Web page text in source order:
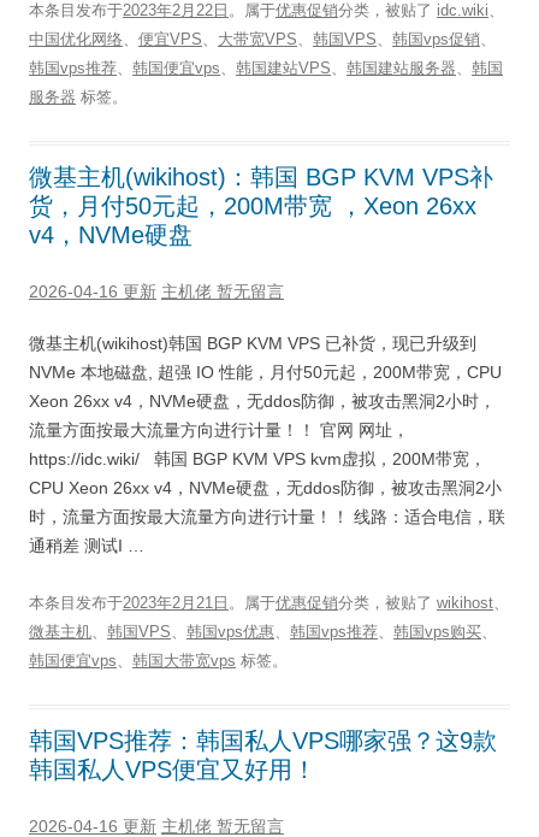
本条目发布于2023年2月22日 。属于优惠促销分类，被贴了 idc.wiki、
中国优化网络、 便宜VPS、 大带宽VPS、 韩国VPS、 韩国vps促销、
韩国vps推荐、 韩国便宜vps、 韩国建站VPS、 韩国建站服务器、 韩国
服务器 标签。
微基主机(wikihost)：韩国 BGP KVM VPS补
货，月付50元起，200M带宽 ，Xeon 26xx
v4，NVMe硬盘
2026-04-16 更新 主机佬 暂无留言
微基主机(wikihost)韩国 BGP KVM VPS 已补货，现已升级到
NVMe 本地磁盘, 超强 IO 性能，月付50元起，200M带宽，CPU
Xeon 26xx v4，NVMe硬盘，无ddos防御，被攻击黑洞2小时，
流量方面按最大流量方向进行计量！！ 官网 网址，
https://idc.wiki/ 韩国 BGP KVM VPS kvm虚拟，200M带宽，
CPU Xeon 26xx v4，NVMe硬盘，无ddos防御，被攻击黑洞2小
时，流量方面按最大流量方向进行计量！！ 线路：适合电信，联
通稍差 测试I …
本条目发布于2023年2月21日 。属于优惠促销分类，被贴了 wikihost、
微基主机、 韩国VPS、 韩国vps优惠、 韩国vps推荐、 韩国vps购买、
韩国便宜vps、 韩国大带宽vps 标签。
韩国VPS推荐：韩国私人VPS哪家强？这9款
韩国私人VPS便宜又好用！
2026-04-16 更新 主机佬 暂无留言